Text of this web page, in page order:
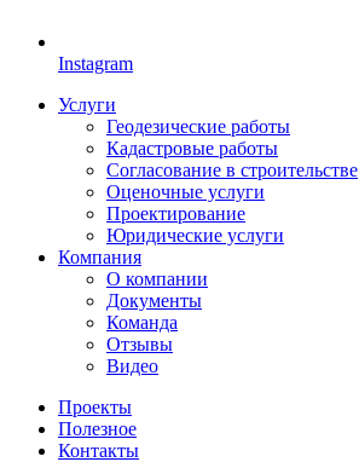
Instagram
Услуги
Геодезические работы
Кадастровые работы
Согласование в строительстве
Оценочные услуги
Проектирование
Юридические услуги
Компания
О компании
Документы
Команда
Отзывы
Видео
Проекты
Полезное
Контакты